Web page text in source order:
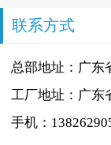
联系方式
总部地址：广东
工厂地址：广东
手机：